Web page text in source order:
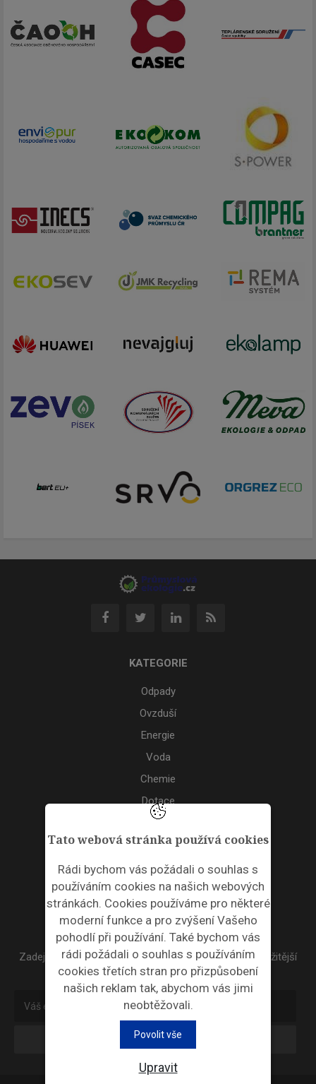
Tato webová stránka používá cookies
Rádi bychom vás požádali o souhlas s
používáním cookies na našich webových
stránkách. Cookies používáme pro některé
moderní funkce a pro zvýšení Vašeho
pohodlí při používání. Také bychom vás
rádi požádali o souhlas s používáním
cookies třetích stran pro přizpůsobení
našich reklam tak, abychom vás jimi
neobtěžovali.
Povolit vše
Upravit
KATEGORIE
Odpady
Ovzduší
Energie
Voda
Chemie
Dotace
Akce
ODPADNÍ PLASTY
NEWSLETTER
Zadejte váš email a my Vám budeme zasílat ty nejdůležitější
informace, maximálně 1x týdně.
Odebírat